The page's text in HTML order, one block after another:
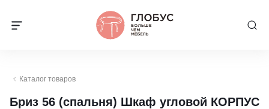
Каталог товаров
Бриз 56 (спальня) Шкаф угловой КОРПУС